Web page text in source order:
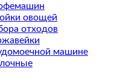
овощей
отходов
машине